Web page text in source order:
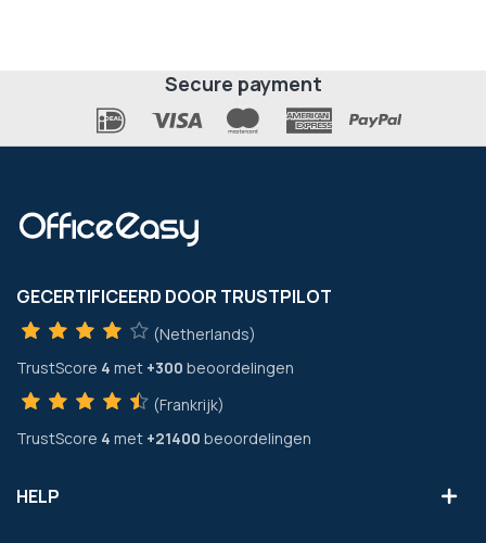
Secure payment
GECERTIFICEERD DOOR TRUSTPILOT
(Netherlands)
TrustScore 4 met +300 beoordelingen
(Frankrijk)
TrustScore 4 met +21400 beoordelingen
HELP